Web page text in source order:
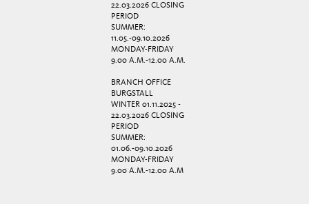
22.03.2026 CLOSING
PERIOD
SUMMER:
11.05.-09.10.2026
MONDAY-FRIDAY
9.00 A.M.-12.00 A.M.
BRANCH OFFICE
BURGSTALL
WINTER 01.11.2025 -
22.03.2026 CLOSING
PERIOD
SUMMER:
01.06.-09.10.2026
MONDAY-FRIDAY
9.00 A.M.-12.00 A.M